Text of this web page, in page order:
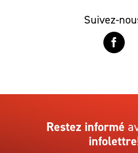
Suivez-
Restez informé